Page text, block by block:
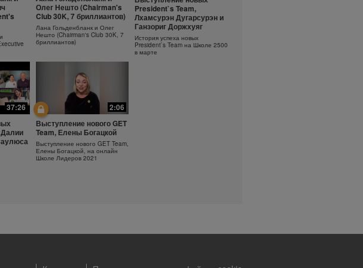
за
Как поддерживать
молодость кожи?
Антивозрастная сыворотка
Herbalife SKIN
Основы очищения кожи
Узнайте больше об уходе за
кожей!
Олег Нешто (Chairman's
Club 30K, 7 бриллиантов)
Лана Гольденбланк и Олег
Нешто (Chairman's Club 30K, 7
бриллиантов)
President`s Team,
Лхамсурэн Дугарсурэн и
Ганзориг Доржхуяг
История успеха новых
President`s Team на Школе 2500
в марте
37:26
Далии
2:06
Выступление нового GET
Team, Елены Богацкой
Выступление нового GET Team,
Елены Богацкой, на онлайн
Школе Лидеров 2021